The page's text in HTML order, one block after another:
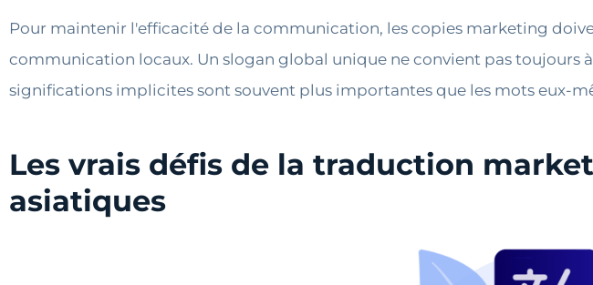
Pour maintenir l'efficacité de la communication, les copies marketing
communication locaux. Un slogan global unique ne convient pas toujours
significations implicites sont souvent plus importantes que les mots eux-
Les vrais défis de la traduction
asiatiques